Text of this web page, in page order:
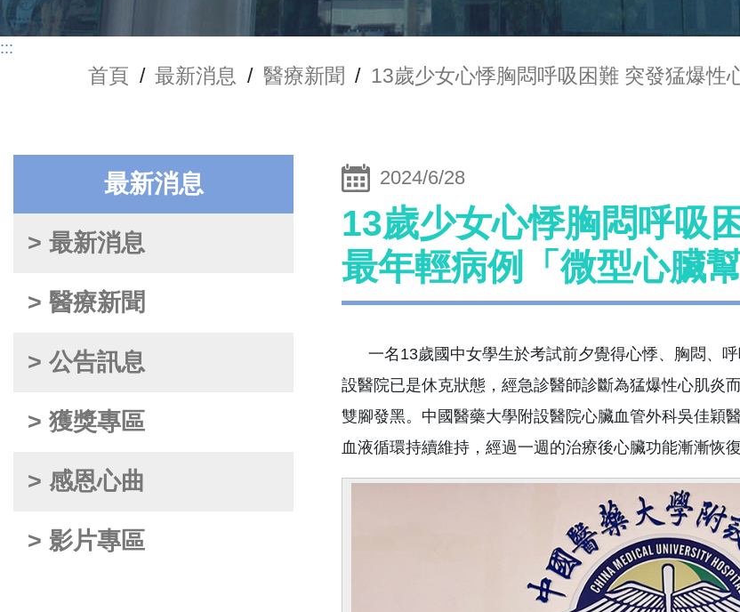
:::
首頁 / 最新消息 / 醫療新聞 / 13歲少女心悸胸悶呼吸困難 突發猛爆性
最新消息
> 最新消息
> 醫療新聞
> 公告訊息
> 獲獎專區
> 感恩心曲
> 影片專區
2024/6/28
13歲少女心悸胸悶呼吸
最年輕病例「微型心臟
一名13歲國中女學生於考試前夕覺得心悸、胸悶、
設醫院已是休克狀態，經急診醫師診斷為猛爆性心肌炎
雙腳發黑。中國醫藥大學附設醫院心臟血管外科吳佳穎
血液循環持續維持，經過一週的治療後心臟功能漸漸恢